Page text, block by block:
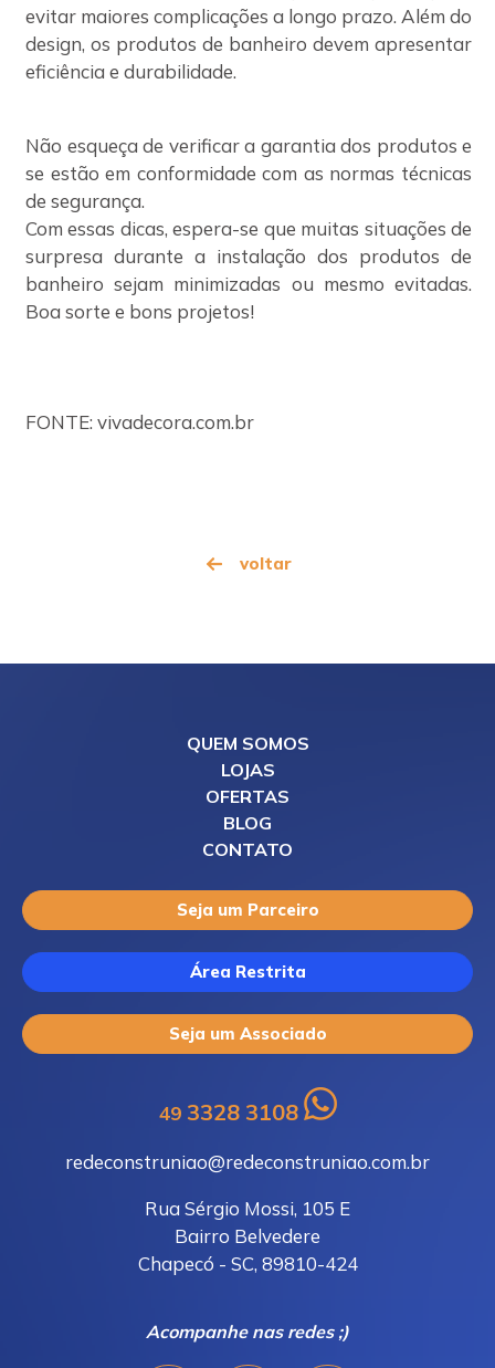
evitar maiores complicações a longo prazo. Além do
design, os produtos de banheiro devem apresentar
eficiência e durabilidade.
Não esqueça de verificar a garantia dos produtos e
se estão em conformidade com as normas técnicas
de segurança.
Com essas dicas, espera-se que muitas situações de
surpresa durante a instalação dos produtos de
banheiro sejam minimizadas ou mesmo evitadas.
Boa sorte e bons projetos!
FONTE: vivadecora.com.br
voltar
QUEM SOMOS
LOJAS
OFERTAS
BLOG
CONTATO
Seja um Parceiro
Área Restrita
Seja um Associado
49 3328 3108
redeconstruniao@redeconstruniao.com.br
Rua Sérgio Mossi, 105 E
Bairro Belvedere
Chapecó - SC, 89810-424
Acompanhe nas redes ;)